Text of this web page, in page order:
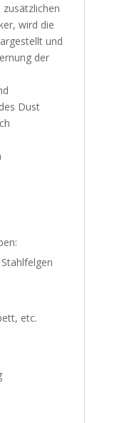
wird die
und
der
Dust
etc.